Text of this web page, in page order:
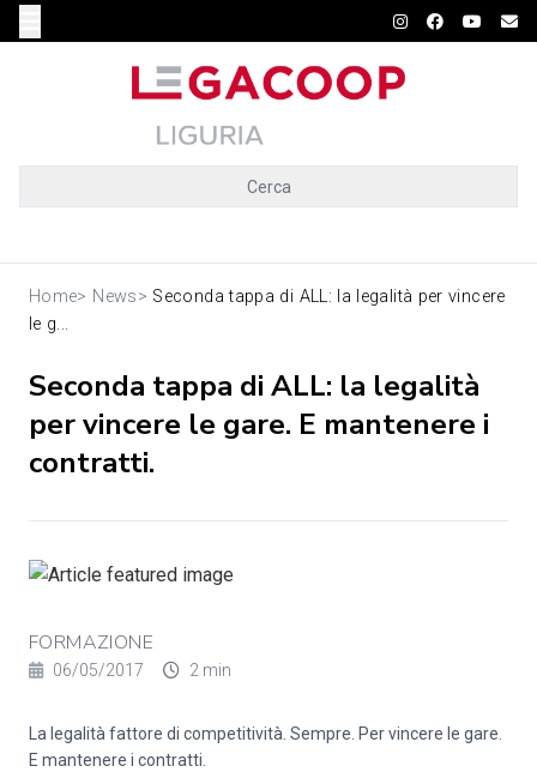
Cerca
Home> News> Seconda tappa di ALL: la legalità per vincere
le g...
Seconda tappa di ALL: la legalità
per vincere le gare. E mantenere i
contratti.
FORMAZIONE
06/05/2017 2 min
La legalità fattore di competitività. Sempre. Per vincere le gare.
E mantenere i contratti.